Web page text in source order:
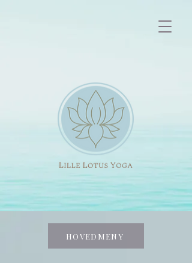
HOVEDMENY